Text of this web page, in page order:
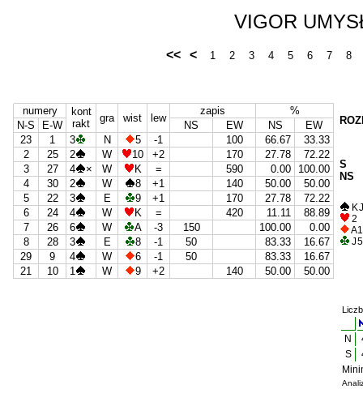
VIGOR
<< < 1 2 3 4 5 6 7 8
numery
kont
rakt
gra wist lew
zapis
%
N-S
E-W NS EW NS
EW
23
1 3 N 5 -1 100 66.67
33.33
2
25 2 W 10 +2 170 27.78
72.22
3
27 4 × W K = 590 0.00
100.00
4
30 2 W 8 +1 140 50.00
50.00
5
22 3 E 9 +1 170 27.78
72.22
6
24 4 W K = 420 11.11
88.89
7
26 6 W A -3 150 100.00
0.00
8
28 3 E 8 -1 50 83.33
16.67
29
9 4 W 6 -1 50 83.33
16.67
21
10 1 W 9 +2 140 50.00 50.00
S
NS
K
2
A
J
N
S